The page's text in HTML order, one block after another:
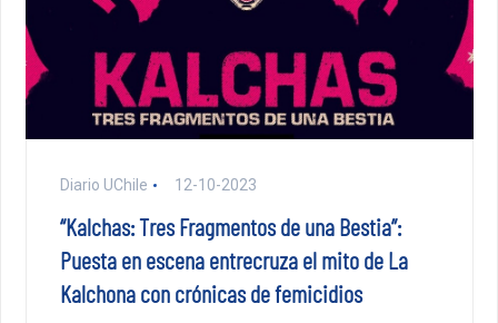
Diario UChile 12-10-2023
“Kalchas: Tres Fragmentos de una Bestia”:
Puesta en escena entrecruza el mito de La
Kalchona con crónicas de femicidios